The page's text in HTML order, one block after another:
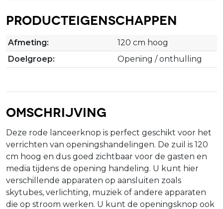
Producteigenschappen
Afmeting:
120 cm hoog
Doelgroep:
Opening / onthulling
Omschrijving
Deze rode lanceerknop is perfect geschikt voor het
verrichten van openingshandelingen. De zuil is 120
cm hoog en dus goed zichtbaar voor de gasten en
media tijdens de opening handeling. U kunt hier
verschillende apparaten op aansluiten zoals
skytubes, verlichting, muziek of andere apparaten
die op stroom werken. U kunt de openingsknop ook